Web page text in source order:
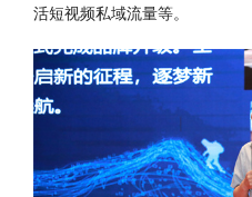
活短视频私域流量等。